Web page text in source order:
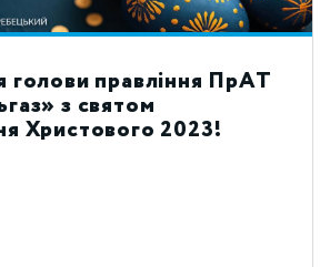
голови правління ПрАТ
з святом
Христового 2023!